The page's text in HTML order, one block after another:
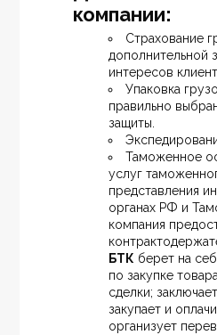
компании:
Страхование
дополнительной
интересов
Упаковка
правильно
защиты.
Таможенное
услуг
представления
органах РФ и
компания
БТК берет на
по закупке
сделки;
закупает и
организует